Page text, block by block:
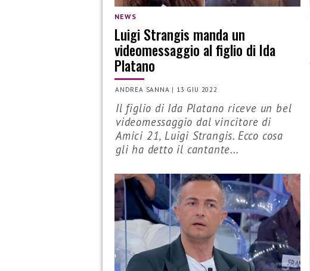
NEWS
Luigi Strangis manda un
videomessaggio al figlio di Ida
Platano
ANDREA SANNA | 13 GIU 2022
Il figlio di Ida Platano riceve un bel
videomessaggio dal vincitore di
Amici 21, Luigi Strangis. Ecco cosa
gli ha detto il cantante...